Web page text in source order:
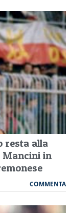
resta alla
Mancini in
COMMENTA